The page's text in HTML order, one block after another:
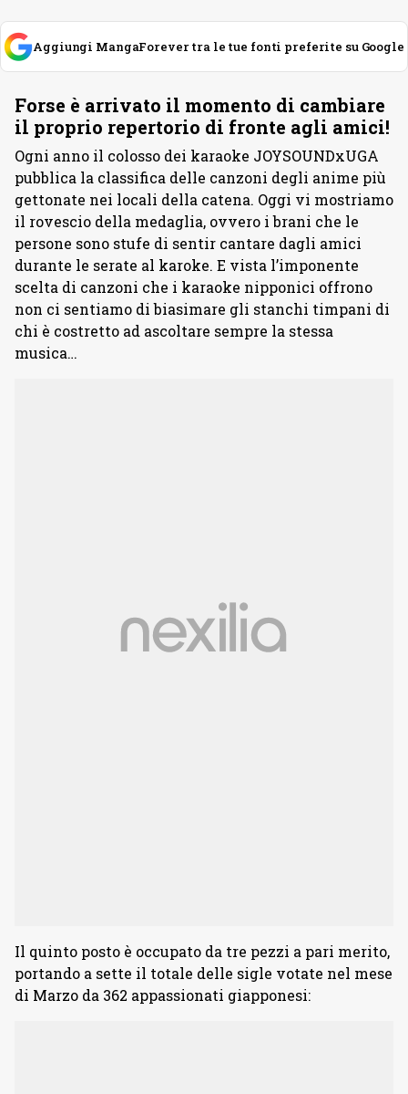
Aggiungi MangaForever tra le tue fonti preferite su Google
Forse è arrivato il momento di cambiare
il proprio repertorio di fronte agli amici!
Ogni anno il colosso dei karaoke JOYSOUNDxUGA
pubblica la classifica delle canzoni degli anime più
gettonate nei locali della catena. Oggi vi mostriamo
il rovescio della medaglia, ovvero i brani che le
persone sono stufe di sentir cantare dagli amici
durante le serate al karoke. E vista l’imponente
scelta di canzoni che i karaoke nipponici offrono
non ci sentiamo di biasimare gli stanchi timpani di
chi è costretto ad ascoltare sempre la stessa
musica…
Il quinto posto è occupato da tre pezzi a pari merito,
portando a sette il totale delle sigle votate nel mese
di Marzo da 362 appassionati giapponesi: